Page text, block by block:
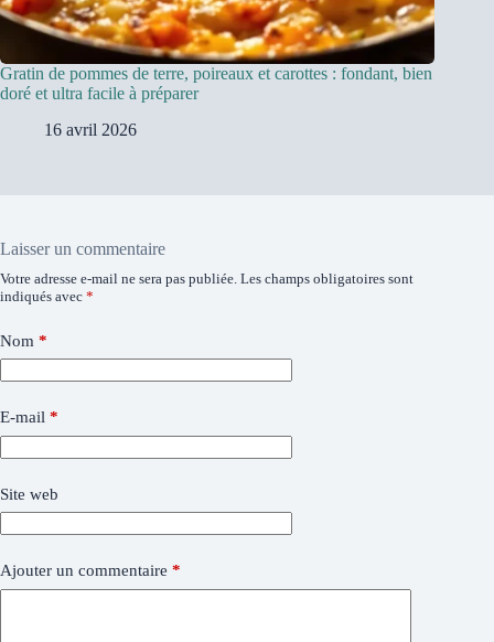
Gratin de pommes de terre, poireaux et carottes : fondant, bien
doré et ultra facile à préparer
16 avril 2026
Laisser un commentaire
Votre adresse e-mail ne sera pas publiée. Les champs obligatoires sont
indiqués avec *
Nom *
E-mail *
Site web
Ajouter un commentaire *